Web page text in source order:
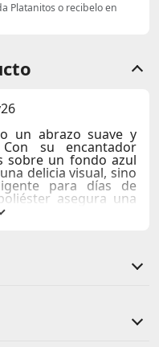
Platanitos o recibelo en
un abrazo suave y
su encantador
sobre un fondo azul
delicia visual, sino
para días de
asegura una
que los detalles de
o simplemente
Con Colloky, la